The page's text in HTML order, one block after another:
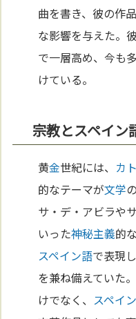
曲を書き、彼の作
な影響を与えた。彼
で一層高め、今も
けている。
宗教とスペイン
黄金世紀には、 カ
的なテーマが文学
サ・デ・アビラや
いった神秘主義的
スペイン語で表現
を兼ね備えていた
けでなく、 スペイ